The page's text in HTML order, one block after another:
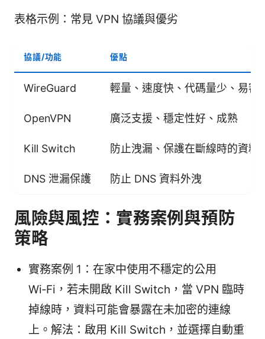
表格示例：常見 VPN 協議與優劣
協議/功能 優點
WireGuard 輕量、速度快、代碼量少、易審
OpenVPN 廣泛支援、穩定性好、成熟
Kill Switch 防止洩漏、保護在斷線時的資料
DNS 泄漏保護 防止 DNS 資料外洩
風險與風控：實務案例與預防
策略
實務案例 1：在家中使用不穩定的公用
Wi‑Fi，若未開啟 Kill Switch，當 VPN 臨時
掉線時，資料可能會暴露在未加密的連線
上。解法：啟用 Kill Switch，並選擇自動重